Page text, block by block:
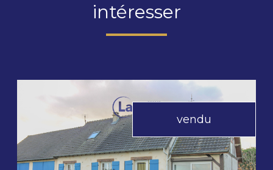
intéresser
vendu